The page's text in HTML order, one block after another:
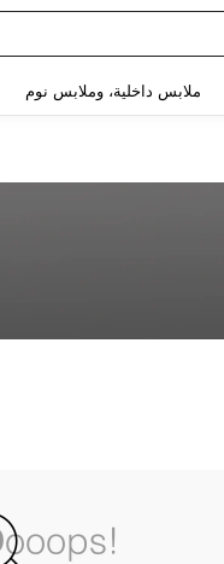
ملابس داخلية، وملابس نوم